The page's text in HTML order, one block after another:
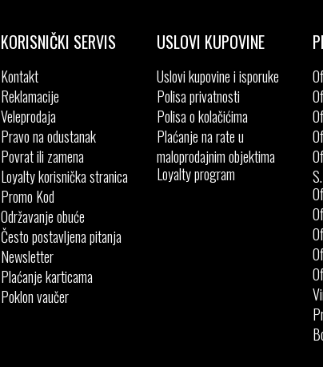
KORISNIČKI SERVIS
Kontakt
Reklamacije
Veleprodaja
Pravo na odustanak
Povrat ili zamena
Loyalty korisnička stranica
Promo Kod
Održavanje obuće
Često postavljena pitanja
Newsletter
Plaćanje karticama
Poklon vaučer
USLOVI KUPOVINE
Uslovi kupovine i isporuke
Polisa privatnosti
Polisa o kolačićima
Plaćanje na rate u
maloprodajnim objektima
Loyalty program